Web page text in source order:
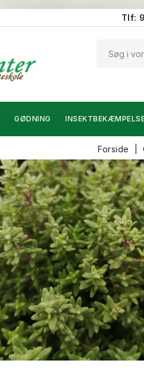
Tlf:
GØDNING
Forside